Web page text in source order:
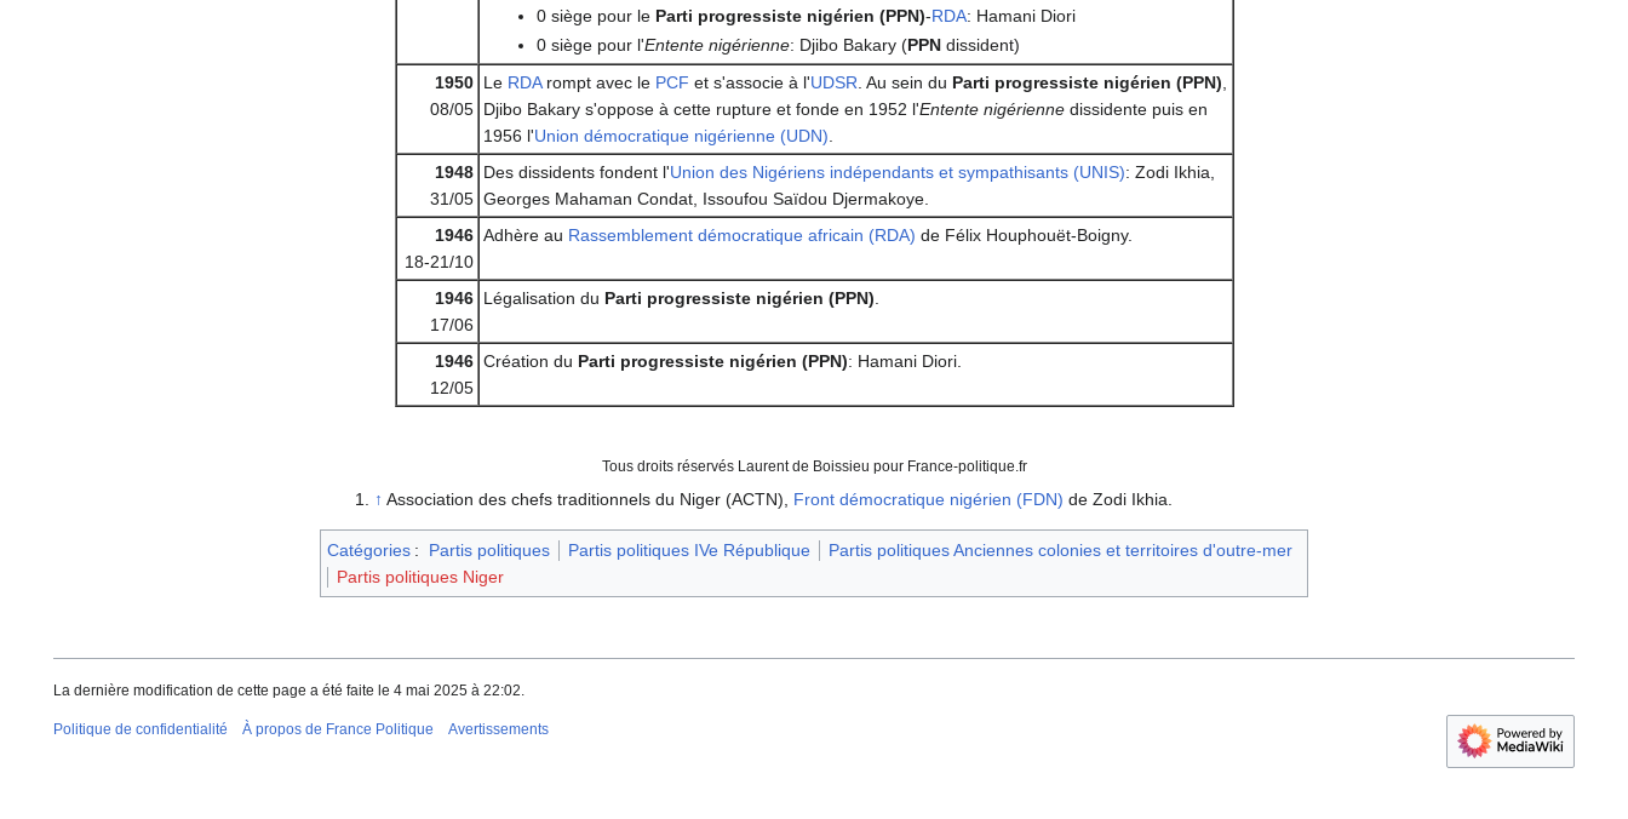
0 siège pour le Parti progressiste nigérien (PPN)-RDA: Hamani Diori
0 siège pour l'Entente nigérienne: Djibo Bakary (PPN dissident)
1950
08/05
Le RDArompt avec le PCF et s'associe à l'UDSR. Au sein du Parti progressiste nigérien (PPN),
Djibo Bakary s'oppose à cette rupture et fonde en 1952 l'Entente nigériennedissidente puis en
1956 l'Union démocratique nigérienne (UDN).
1948
31/05
Des dissidents fondent l'Union des Nigériens indépendants et sympathisants (UNIS): Zodi Ikhia,
Georges Mahaman Condat, Issoufou Saïdou Djermakoye.
1946
18-21/10
Adhère au Rassemblement démocratique africain (RDA) de Félix Houphouët-Boigny.
1946
17/06
Légalisation du Parti progressiste nigérien (PPN).
1946
12/05
Création du Parti progressiste nigérien (PPN): Hamani Diori.
Tous droits réservés Laurent de Boissieu pour France-politique.fr
↑ Association des chefs traditionnels du Niger (ACTN), Front démocratique nigérien (FDN) de Zodi Ikhia.
Catégories : Partis politiques Partis politiques IVe République
Partis politiques Anciennes colonies et territoires d'outre-mer
Partis politiques Niger
La dernière modification de cette page a été faite le 4 mai 2025 à 22:02.
Politique de confidentialité À propos de France Politique Avertissements